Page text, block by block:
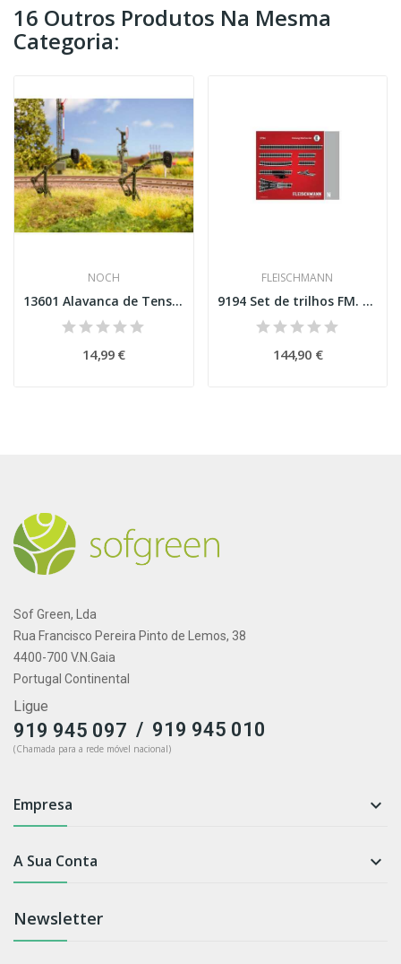
16 Outros Produtos Na Mesma
Categoria:
NOCH
13601 Alavanca de Tensão do Sinal
14,99 €
FLEISCHMANN
9194 Set de trilhos FM. Ponto de três vias...
144,90 €
Sof Green, Lda
Rua Francisco Pereira Pinto de Lemos, 38
4400-700 V.N.Gaia
Portugal Continental
Ligue
919 945 097 / 919 945 010
(Chamada para a rede móvel nacional)
Empresa 
A Sua Conta 
Newsletter